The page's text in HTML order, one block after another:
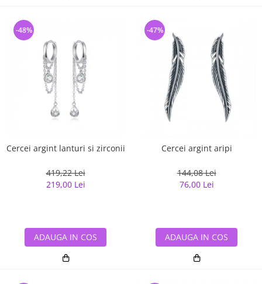
Cercei argint lanturi si zirconii
419,22 Lei
219,00 Lei
-48%
ADAUGA IN COS
Cercei argint aripi
144,08 Lei
76,00 Lei
-47%
ADAUGA IN COS